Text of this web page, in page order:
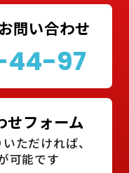
問い合わせ
44-97
せフォーム
ただければ、
可能です